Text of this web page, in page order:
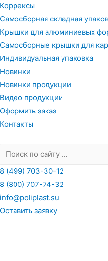
Коррексы
Самосборная складная
Крышки для алюминиевых
Самосборные крышки для
Индивидуальная упаковка
Новинки
Новинки продукции
Видео продукции
Оформить заказ
Контакты
8 (499) 703-30-12
8 (800) 707-74-32
info@poliplast.su
Оставить заявку